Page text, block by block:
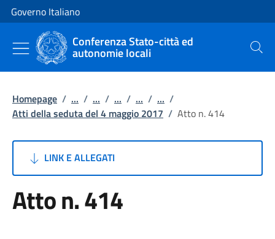
Vai al contenuto
Vai alla navigazione del sito
Governo Italiano
Conferenza Stato-città ed
autonomie locali Cerca
Homepage / ... / ... / ... / ... / ... /
Atti della seduta del 4 maggio 2017 / Atto n. 414
LINK E ALLEGATI
Atto n. 414